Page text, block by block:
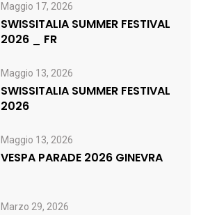
Maggio 17, 2026
SWISSITALIA SUMMER FESTIVAL
2026 _ FR
Maggio 13, 2026
SWISSITALIA SUMMER FESTIVAL
2026
Maggio 13, 2026
VESPA PARADE 2026 GINEVRA
Marzo 29, 2026